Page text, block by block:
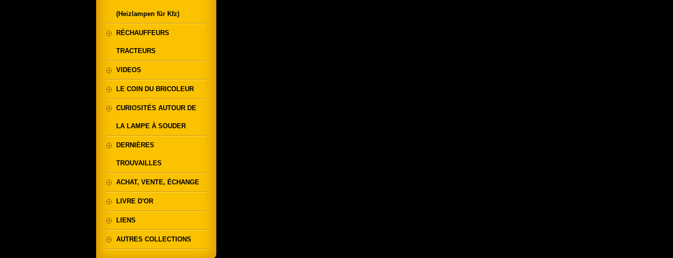
(Heizlampen für Kfz)
RÉCHAUFFEURS
TRACTEURS
VIDEOS
LE COIN DU BRICOLEUR
CURIOSITÉS AUTOUR DE
LA LAMPE À SOUDER
DERNIÈRES
TROUVAILLES
ACHAT, VENTE, ÉCHANGE
LIVRE D'OR
LIENS
AUTRES COLLECTIONS